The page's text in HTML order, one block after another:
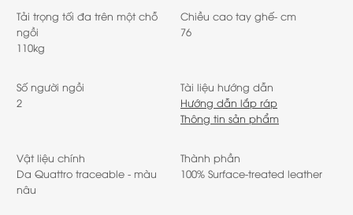
Tải trọng tối đa trên một chỗ
ngồi
110kg
Chiều cao tay ghế- cm
76
Số người ngồi
2
Tài liệu hướng dẫn
Hướng dẫn lắp ráp
Thông tin sản phẩm
Vật liệu chính
Da Quattro traceable - màu
nâu
Thành phần
100% Surface-treated leather